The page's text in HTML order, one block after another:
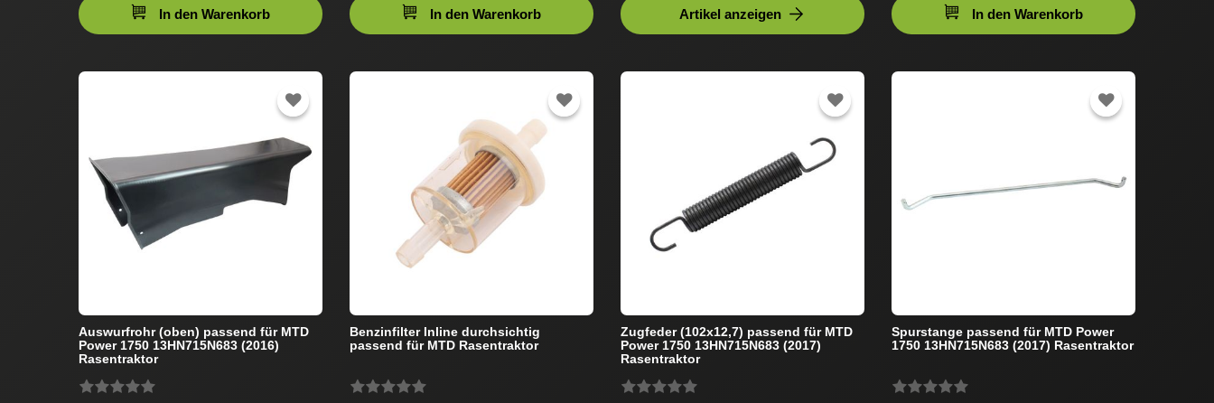
In den Warenkorb In den Warenkorb Artikel anzeigen In den Warenkorb
Auswurfrohr (oben) passend für MTD
Power 1750 13HN715N683 (2016)
Rasentraktor
Benzinfilter Inline durchsichtig
passend für MTD Rasentraktor
Zugfeder (102x12,7) passend für MTD
Power 1750 13HN715N683 (2017)
Rasentraktor
Spurstange passend für MTD Power
1750 13HN715N683 (2017) Rasentraktor